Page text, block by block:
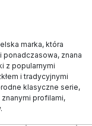
marka, która
ponadczasowa, znana
z popularnymi
i tradycyjnymi
klasyczne serie,
profilami,